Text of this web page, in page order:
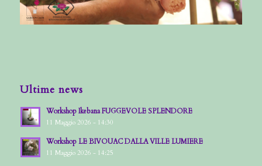
Ultime news
Workshop Ikebana FUGGEVOLE SPLENDORE
11 Maggio 2026 - 14:30
Workshop LE BIVOUAC DALLA VILLE LUMIERE
11 Maggio 2026 - 14:25